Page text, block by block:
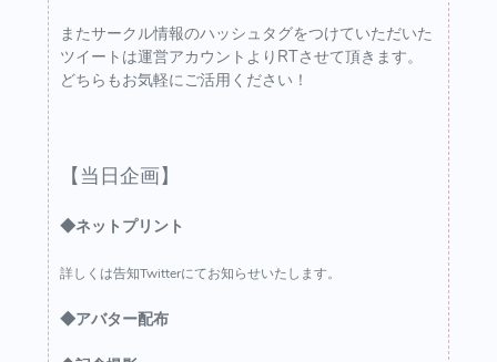
またサークル情報のハッシュタグをつけていただいた
ツイートは運営アカウントよりRTさせて頂きます。
どちらもお気軽にご活用ください！
【当日企画】
◆ネットプリント
詳しくは告知Twitterにてお知らせいたします。
◆アバター配布